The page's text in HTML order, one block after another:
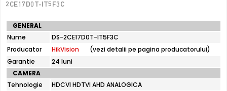
Infrarosu 80m
2CE17D0T-IT5F3C
Specificatii
tehnice
HikVision
DS-
2CE17D0T-
IT5F3C
GENERAL
Nume
DS-2CE17D0T-IT5F3C
Producator
HikVision
(vezi detalii pe pagina producatorului)
Garantie
24 luni
CAMERA
Tehnologie
HDCVI HDTVI AHD ANALOGICA